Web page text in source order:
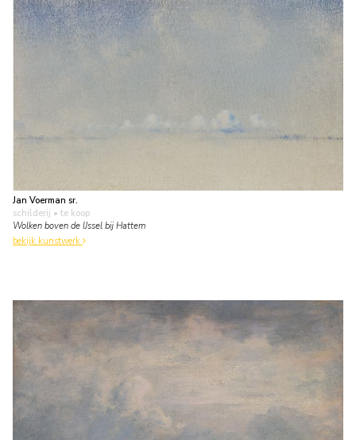
Jan Voerman sr.
schilderij • te koop
Wolken boven de IJssel bij Hattem
bekijk kunstwerk